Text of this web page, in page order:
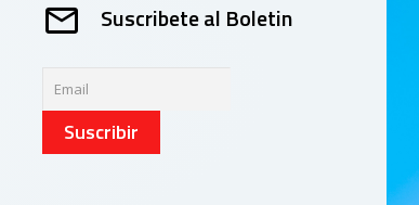
Suscribete al Boletin
Suscribir